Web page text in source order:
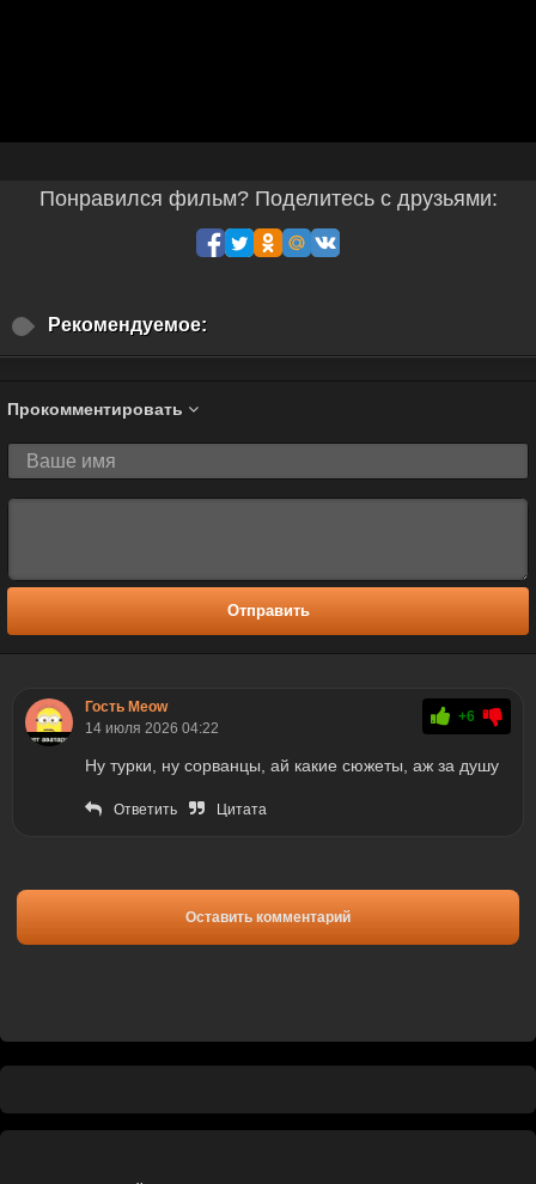
Понравился фильм? Поделитесь с друзьями:
Рекомендуемое:
Прокомментировать
Отправить
Гость Meow
14 июля 2026 04:22
+6
Ну турки, ну сорванцы, ай какие сюжеты, аж за душу
Ответить Цитата
Оставить комментарий